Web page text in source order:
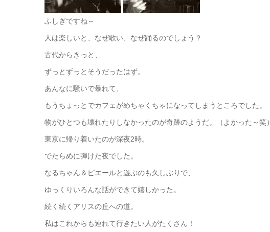
ふしぎですね～
人は楽しいと、なぜ歌い、なぜ踊るのでしょう？
古代からきっと、
ずっとずっとそうだったはず。
あんなに騒いで暴れて、
もうちょっとでカフェがめちゃくちゃになってしまうところでした。
物がひとつも壊れたりしなかったのが奇跡のようだ。（よかった～笑）
東京に帰り着いたのが深夜2時。
でたらめに弾けた夜でした。
なるちゃん＆ピエールと遊ぶのも久しぶりで、
ゆっくりいろんな話ができて嬉しかった。
続く続くアリスの丘への道。
私はこれからも連れて行きたい人がたくさん！